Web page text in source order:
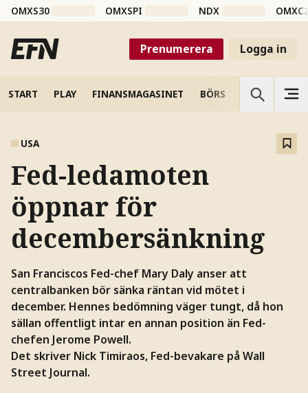
OMXS30 OMXSPI NDX
Prenumerera Logga in
START PLAY FINANSMAGASINET BÖRS VETENSKAP
USA
Fed-ledamoten
öppnar för
decembersänkning
San Franciscos Fed-chef Mary Daly anser att
centralbanken bör sänka räntan vid mötet i
december. Hennes bedömning väger tungt, då hon
sällan offentligt intar en annan position än Fed-
chefen Jerome Powell.
Det skriver Nick Timiraos, Fed-bevakare på Wall
Street Journal.